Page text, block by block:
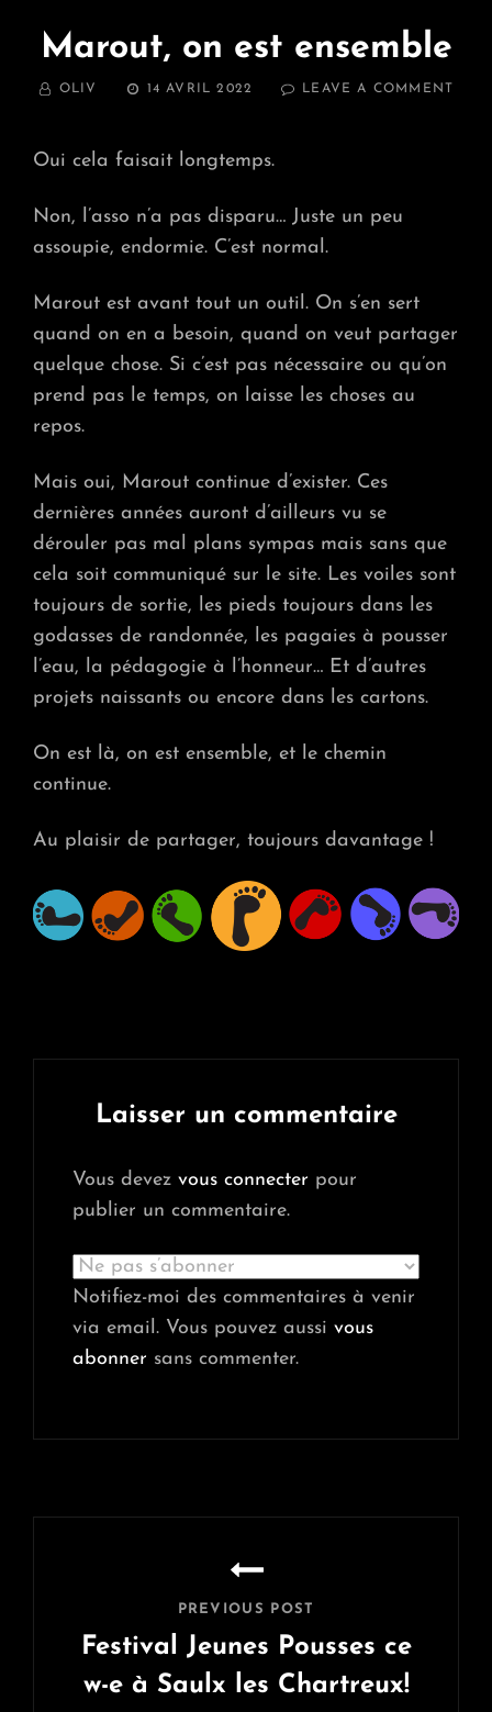
Marout, on est ensemble
BY OLIV
POSTED
14 AVRIL 2022 LEAVE A COMMENT
Oui cela faisait longtemps.
Non, l’asso n’a pas disparu… Juste un peu
assoupie, endormie. C’est normal.
Marout est avant tout un outil. On s’en sert
quand on en a besoin, quand on veut partager
quelque chose. Si c’est pas nécessaire ou qu’on
prend pas le temps, on laisse les choses au
repos.
Mais oui, Marout continue d’exister. Ces
dernières années auront d’ailleurs vu se
dérouler pas mal plans sympas mais sans que
cela soit communiqué sur le site. Les voiles sont
toujours de sortie, les pieds toujours dans les
godasses de randonnée, les pagaies à pousser
l’eau, la pédagogie à l’honneur… Et d’autres
projets naissants ou encore dans les cartons.
On est là, on est ensemble, et le chemin
continue.
Au plaisir de partager, toujours davantage !
Laisser un commentaire
Vous devez vous connecter pour
publier un commentaire.
Notifiez-moi des commentaires à venir
via email. Vous pouvez aussi vous
abonner sans commenter.
PREVIOUS POST
Festival Jeunes Pousses ce
w-e à Saulx les Chartreux!